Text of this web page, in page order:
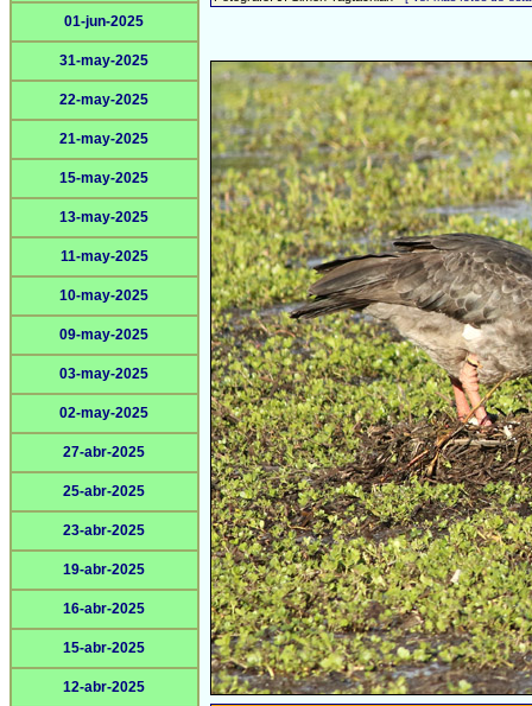
01-jun-2025
31-may-2025
22-may-2025
21-may-2025
15-may-2025
13-may-2025
11-may-2025
10-may-2025
09-may-2025
03-may-2025
02-may-2025
27-abr-2025
25-abr-2025
23-abr-2025
19-abr-2025
16-abr-2025
15-abr-2025
12-abr-2025